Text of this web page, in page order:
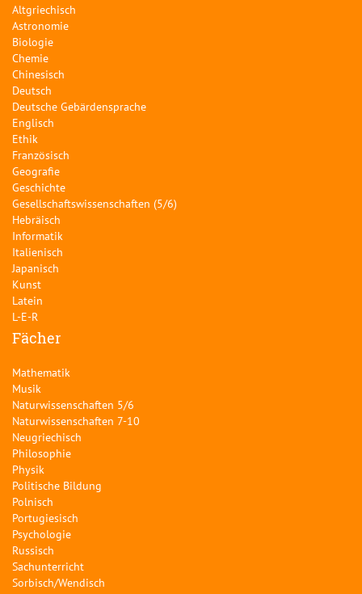
Altgriechisch
Astronomie
Biologie
Chemie
Chinesisch
Deutsch
Deutsche Gebärdensprache
Englisch
Ethik
Französisch
Geografie
Geschichte
Gesellschaftswissenschaften (5/6)
Hebräisch
Informatik
Italienisch
Japanisch
Kunst
Latein
L-E-R
Fächer
Mathematik
Musik
Naturwissenschaften 5/6
Naturwissenschaften 7-10
Neugriechisch
Philosophie
Physik
Politische Bildung
Polnisch
Portugiesisch
Psychologie
Russisch
Sachunterricht
Sorbisch/Wendisch